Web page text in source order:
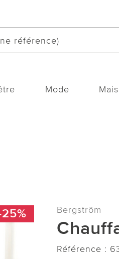
Mode
Bergström
Référence :